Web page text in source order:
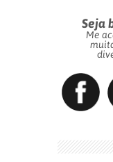
Seja
Me